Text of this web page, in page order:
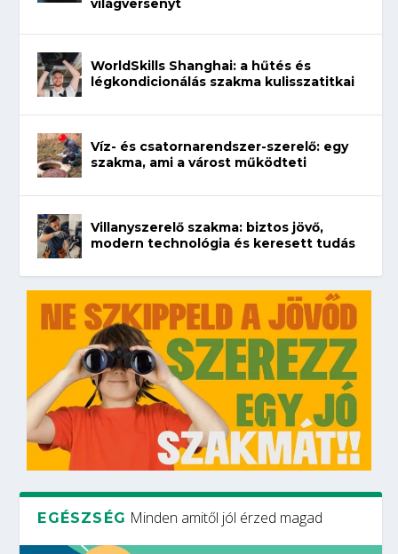
világversenyt
WorldSkills Shanghai: a hűtés és
légkondicionálás szakma kulisszatitkai
Víz- és csatornarendszer-szerelő: egy
szakma, ami a várost működteti
Villanyszerelő szakma: biztos jövő,
modern technológia és keresett tudás
EGÉSZSÉG Minden amitől jól érzed magad